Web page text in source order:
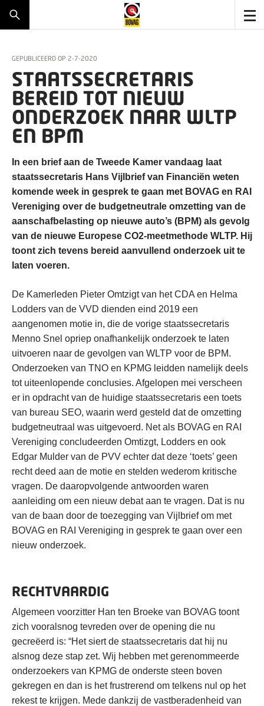
GEPUBLICEERD OP 2-7-2020
STAATSSECRETARIS
BEREID TOT NIEUW
ONDERZOEK NAAR WLTP
EN BPM
In een brief aan de Tweede Kamer vandaag laat
staatssecretaris Hans Vijlbrief van Financiën weten
komende week in gesprek te gaan met BOVAG en RAI
Vereniging over de budgetneutrale omzetting van de
aanschafbelasting op nieuwe auto’s (BPM) als gevolg
van de nieuwe Europese CO2-meetmethode WLTP. Hij
toont zich tevens bereid aanvullend onderzoek uit te
laten voeren.
De Kamerleden Pieter Omtzigt van het CDA en Helma
Lodders van de VVD dienden eind 2019 een
aangenomen motie in, die de vorige staatssecretaris
Menno Snel opriep onafhankelijk onderzoek te laten
uitvoeren naar de gevolgen van WLTP voor de BPM.
Onderzoeken van TNO en KPMG leidden namelijk deels
tot uiteenlopende conclusies. Afgelopen mei verscheen
er in opdracht van de huidige staatssecretaris een toets
van bureau SEO, waarin werd gesteld dat de omzetting
budgetneutraal was uitgevoerd. Net als BOVAG en RAI
Vereniging concludeerden Omtizgt, Lodders en ook
Edgar Mulder van de PVV echter dat deze ‘toets’ geen
recht deed aan de motie en stelden wederom kritische
vragen. De daaropvolgende antwoorden waren
aanleiding om een nieuw debat aan te vragen. Dat is nu
van de baan door de toezegging van Vijlbrief om met
BOVAG en RAI Vereniging in gesprek te gaan over een
nieuw onderzoek.
RECHTVAARDIG
Algemeen voorzitter Han ten Broeke van BOVAG toont
zich vooralsnog tevreden over de opening die nu
gecreëerd is: “Het siert de staatssecretaris dat hij nu
alsnog deze stap zet. Wij hebben met gerenommeerde
onderzoekers van KPMG de onderste steen boven
gekregen en dan is het frustrerend om telkens nul op het
rekest te krijgen. Mede dankzij de vastberadenheid van